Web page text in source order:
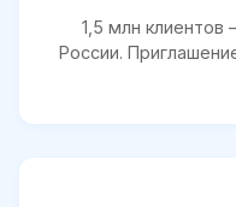
1,5 млн
России.